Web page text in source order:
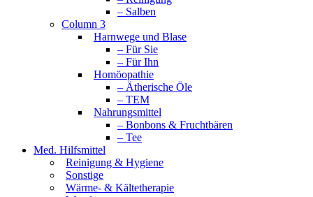
– Salben
Column 3
Harnwege und Blase
– Für Sie
– Für Ihn
Homöopathie
– Ätherische Öle
– TEM
Nahrungsmittel
– Bonbons & Fruchtbären
– Tee
Med. Hilfsmittel
Reinigung & Hygiene
Sonstige
Wärme- & Kältetherapie